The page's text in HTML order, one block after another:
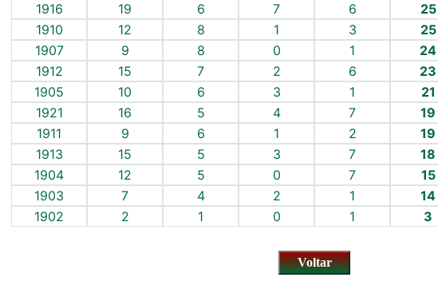
1916 19 6 7 6 25
1910 12 8 1 3 25
1907 9 8 0 1 24
1912 15 7 2 6 23
1905 10 6 3 1 21
1921 16 5 4 7 19
1911 9 6 1 2 19
1913 15 5 3 7 18
1904 12 5 0 7 15
1903 7 4 2 1 14
1902 2 1 0 1 3